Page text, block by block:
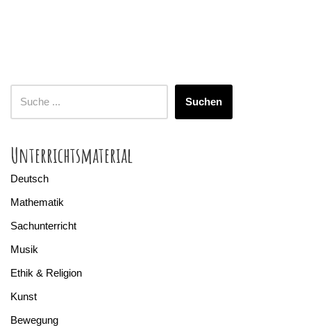
Suchen
Unterrichtsmaterial
Deutsch
Mathematik
Sachunterricht
Musik
Ethik & Religion
Kunst
Bewegung